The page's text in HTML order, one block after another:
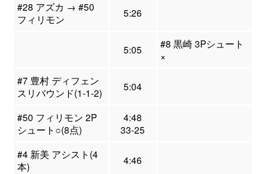
#28 アズカ → #50
フィリモン
5:26
5:05
#8 黒崎 3Pシュート
×
#7 豊村 ディフェン
スリバウンド(1-1-2)
5:04
#50 フィリモン 2P
シュート○(8点)
4:48
33-25
#4 新美 アシスト(4
本)
4:46